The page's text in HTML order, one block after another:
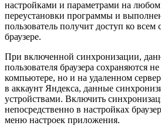
настройками и параметрами на
переустановки программы и
пользователь получит доступ ко
браузере.
При включенной синхронизации,
пользователя браузера сохраняются
компьютере, но и на удаленном
в аккаунт Яндекса, данные
устройствами. Включить
непосредственно в настройках
меню настроек приложения.